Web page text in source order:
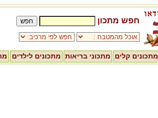
חפש מתכון
מתכונים קלים מתכוני בריאות מתכונים לילדים